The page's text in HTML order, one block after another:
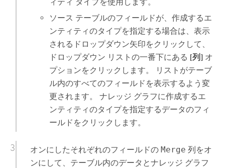
ソース テーブルのフィールドが、作成するエ
ンティティのタイプを指定する場合は、表示
されるドロップダウン矢印をクリックして、
ドロップダウン リストの一番下にある [列] オ
プションをクリックします。 リストがテーブ
ル内のすべてのフィールドを表示するよう変
更されます。 ナレッジ グラフに作成するエ
ンティティのタイプを指定するデータのフィ
ールドをクリックします。
オンにしたそれぞれのフィールドの Merge 列をオ
ンにして、テーブル内のデータとナレッジ グラフ